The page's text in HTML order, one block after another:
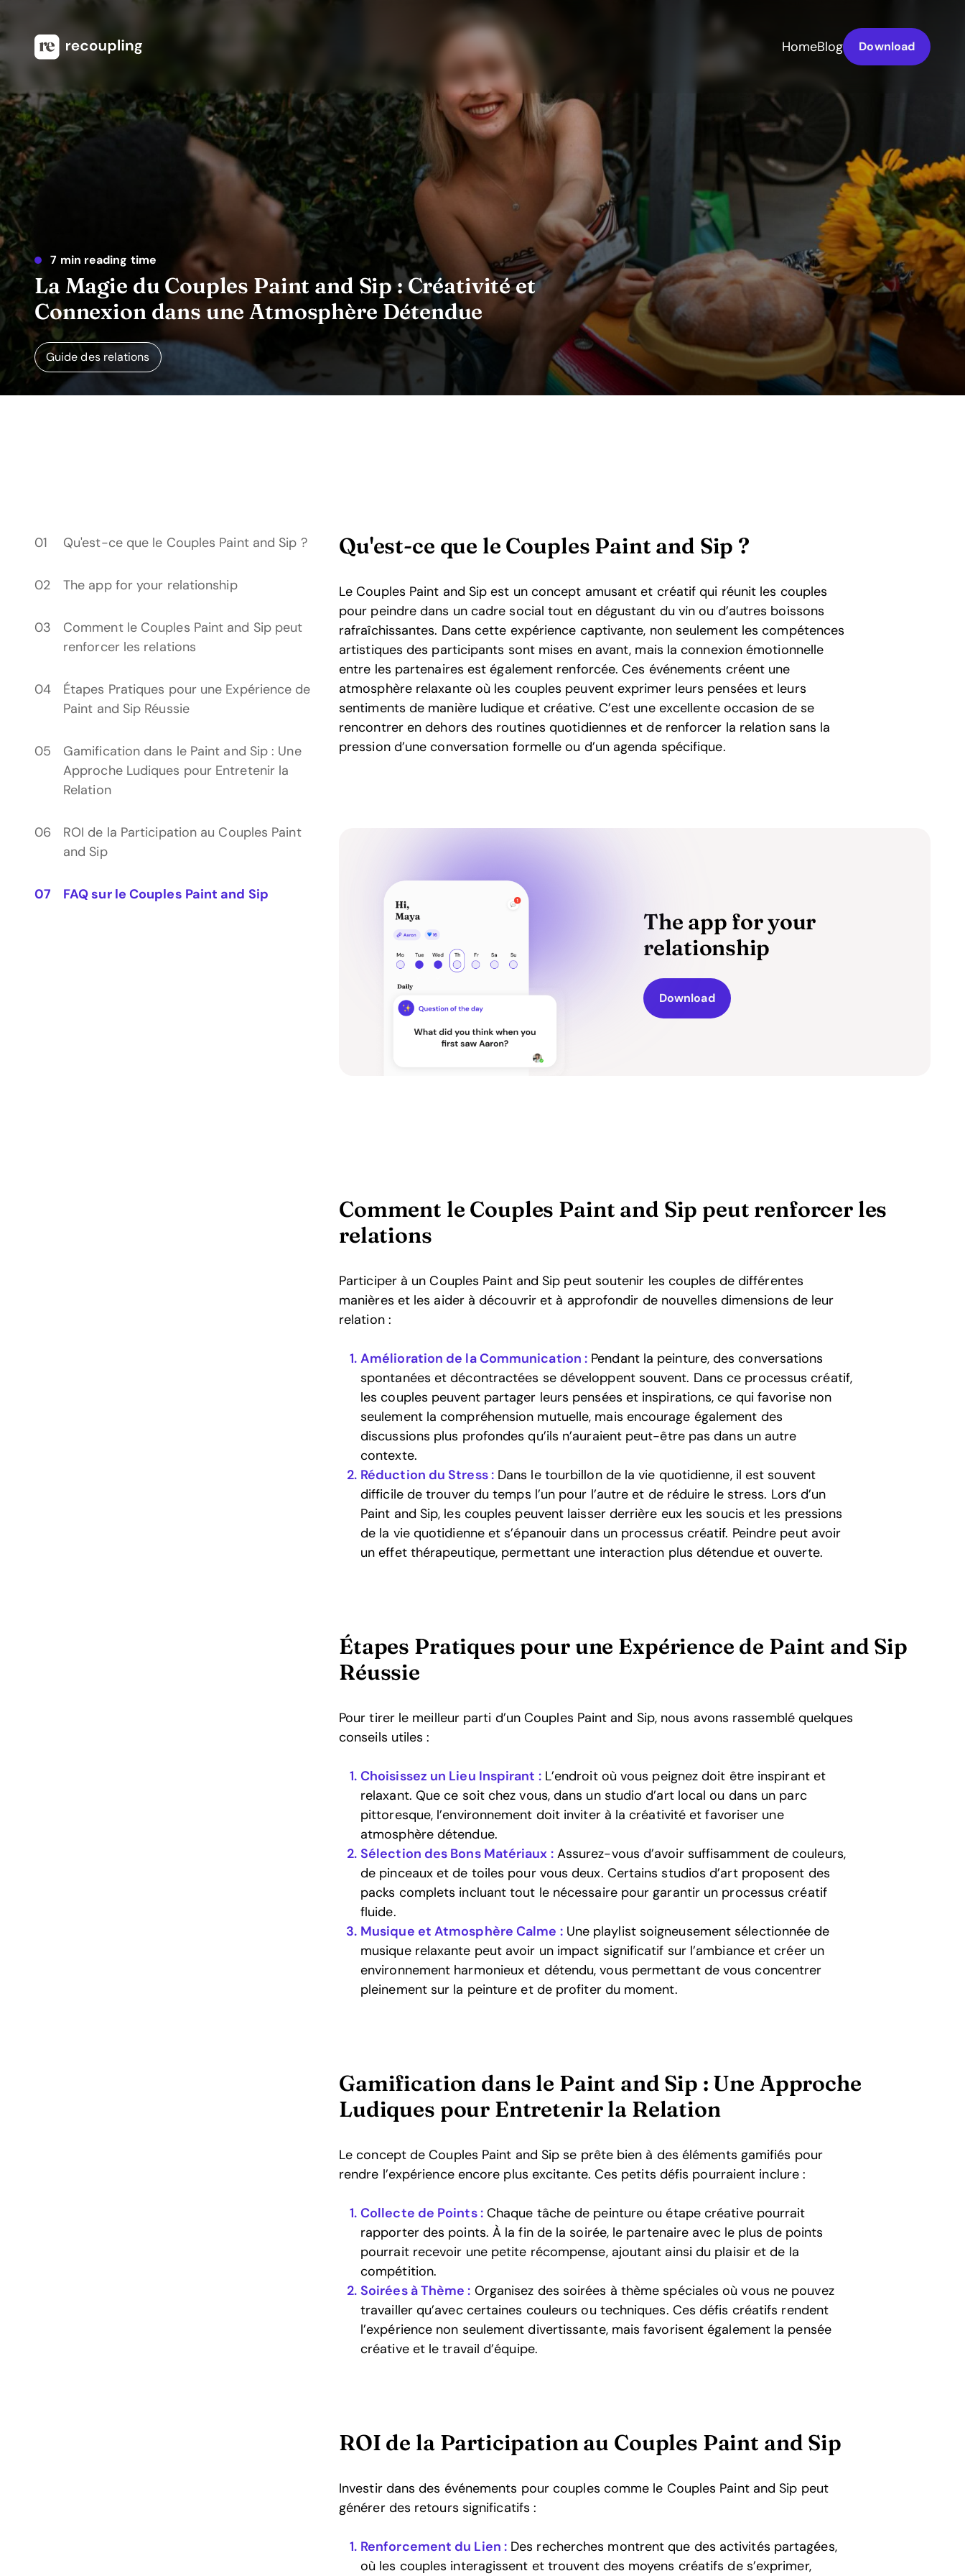
HomeBlog Download
7 min reading time
La Magie du Couples Paint and Sip : Créativité et
Connexion dans une Atmosphère Détendue
Guide des relations
Qu'est-ce que le Couples Paint and Sip ?
The app for your relationship
Comment le Couples Paint and Sip peut
renforcer les relations
Étapes Pratiques pour une Expérience de
Paint and Sip Réussie
Gamification dans le Paint and Sip : Une
Approche Ludiques pour Entretenir la
Relation
ROI de la Participation au Couples Paint
and Sip
FAQ sur le Couples Paint and Sip
Qu'est-ce que le Couples Paint and Sip ?
Le Couples Paint and Sip est un concept amusant et créatif qui réunit les couples
pour peindre dans un cadre social tout en dégustant du vin ou d’autres boissons
rafraîchissantes. Dans cette expérience captivante, non seulement les compétences
artistiques des participants sont mises en avant, mais la connexion émotionnelle
entre les partenaires est également renforcée. Ces événements créent une
atmosphère relaxante où les couples peuvent exprimer leurs pensées et leurs
sentiments de manière ludique et créative. C’est une excellente occasion de se
rencontrer en dehors des routines quotidiennes et de renforcer la relation sans la
pression d’une conversation formelle ou d’un agenda spécifique.
The app for your
relationship
Download
Comment le Couples Paint and Sip peut renforcer les
relations
Participer à un Couples Paint and Sip peut soutenir les couples de différentes
manières et les aider à découvrir et à approfondir de nouvelles dimensions de leur
relation :
Amélioration de la Communication : Pendant la peinture, des conversations
spontanées et décontractées se développent souvent. Dans ce processus créatif,
les couples peuvent partager leurs pensées et inspirations, ce qui favorise non
seulement la compréhension mutuelle, mais encourage également des
discussions plus profondes qu’ils n’auraient peut-être pas dans un autre
contexte.
Réduction du Stress :Dans le tourbillon de la vie quotidienne, il est souvent
difficile de trouver du temps l’un pour l’autre et de réduire le stress. Lors d’un
Paint and Sip, les couples peuvent laisser derrière eux les soucis et les pressions
de la vie quotidienne et s’épanouir dans un processus créatif. Peindre peut avoir
un effet thérapeutique, permettant une interaction plus détendue et ouverte.
Étapes Pratiques pour une Expérience de Paint and Sip
Réussie
Pour tirer le meilleur parti d’un Couples Paint and Sip, nous avons rassemblé quelques
conseils utiles :
Choisissez un Lieu Inspirant :L’endroit où vous peignez doit être inspirant et
relaxant. Que ce soit chez vous, dans un studio d’art local ou dans un parc
pittoresque, l’environnement doit inviter à la créativité et favoriser une
atmosphère détendue.
Sélection des Bons Matériaux :Assurez-vous d’avoir suffisamment de couleurs,
de pinceaux et de toiles pour vous deux. Certains studios d’art proposent des
packs complets incluant tout le nécessaire pour garantir un processus créatif
fluide.
Musique et Atmosphère Calme :Une playlist soigneusement sélectionnée de
musique relaxante peut avoir un impact significatif sur l’ambiance et créer un
environnement harmonieux et détendu, vous permettant de vous concentrer
pleinement sur la peinture et de profiter du moment.
Gamification dans le Paint and Sip : Une Approche
Ludiques pour Entretenir la Relation
Le concept de Couples Paint and Sip se prête bien à des éléments gamifiés pour
rendre l’expérience encore plus excitante. Ces petits défis pourraient inclure :
Collecte de Points :Chaque tâche de peinture ou étape créative pourrait
rapporter des points. À la fin de la soirée, le partenaire avec le plus de points
pourrait recevoir une petite récompense, ajoutant ainsi du plaisir et de la
compétition.
Soirées à Thème : Organisez des soirées à thème spéciales où vous ne pouvez
travailler qu’avec certaines couleurs ou techniques. Ces défis créatifs rendent
l’expérience non seulement divertissante, mais favorisent également la pensée
créative et le travail d’équipe.
ROI de la Participation au Couples Paint and Sip
Investir dans des événements pour couples comme le Couples Paint and Sip peut
générer des retours significatifs :
Renforcement du Lien :Des recherches montrent que des activités partagées,
où les couples interagissent et trouvent des moyens créatifs de s’exprimer,